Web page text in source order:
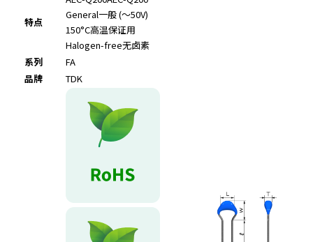
特点
General一般 (～50V)
150°C高温保证用
Halogen-free无卤素
系列
FA
品牌
TDK